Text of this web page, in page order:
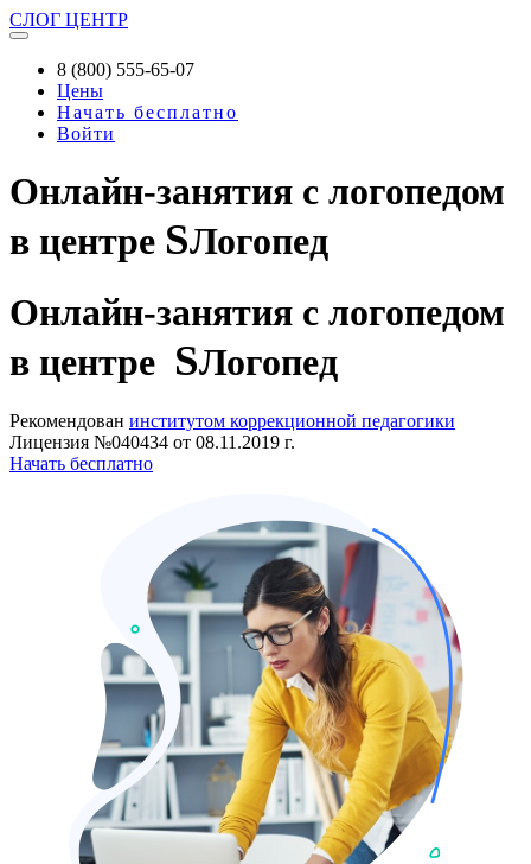
СЛОГ ЦЕНТР
8 (800) 555-65-07
Цены
Начать бесплатно
Войти
Онлайн-занятия с логопедом
в центре SЛогопед
Онлайн-занятия с логопедом
в центре SЛогопед
Рекомендован институтом коррекционной педагогики
Лицензия №040434 от 08.11.2019 г.
Начать бесплатно